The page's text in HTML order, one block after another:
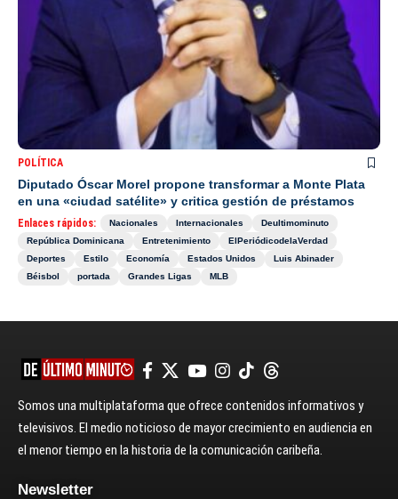
POLÍTICA
Diputado Óscar Morel propone transformar a Monte Plata
en una «ciudad satélite» y critica gestión de préstamos
Enlaces rápidos: Nacionales Internacionales
Deultimominuto
República Dominicana
Entretenimiento
ElPeriódicodelaVerdad
Deportes
Estilo Economía Estados Unidos
Luis Abinader
Béisbol
portada Grandes Ligas MLB
Somos una multiplataforma que ofrece contenidos informativos y
televisivos. El medio noticioso de mayor crecimiento en audiencia en
el menor tiempo en la historia de la comunicación caribeña.
Newsletter